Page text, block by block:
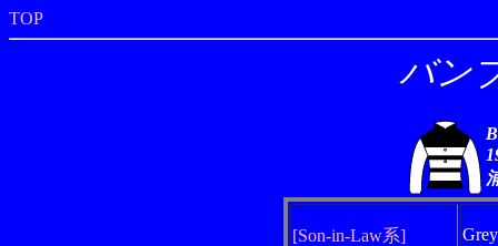
TOP
バン
[Son-in-Law系]